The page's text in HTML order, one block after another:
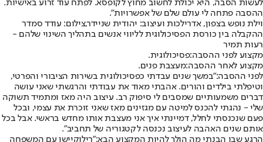
לעשות הסבה, היא יכולת לחשוב מחוץ לקופסא. לפתח עוד זרוע באישיות.
ההסבה פתחה לי עולם שלם של אפשרויות".
וילת נופש בצפון, אדרילכות ועיצוב: יהודית שניידר,צילום: עודד סמדר
ההקבלה בין כורסת הפסיכולוגית לליווי אנשים בתהליך השינוי שלהם -
רעות תמיר
מקצוע לפני ההסבה:פסיכולוגית.
מקצוע לאחר ההסבה:מעצבת פנים.
לפני ההסבה:"במשך שנים עבדתי כפסיכולוגית בשירות הציבורי והפרטי,
וטיפלתי בילדים והורים. אהבתי מאוד את עבודתי והרגשתי שאני עושה
דברים משמעותיים שמסבים לי סיפוק רב. עיצוב היה מאז ומתמיד תשוקה
שלי - נהגתי להכנס למיטה עם מגזינים מאז שאני זוכרת את עצמי, ובכל
פעם שנכנסתי לחלל, דמיינתי איך אני מעצבת אותו מחדש בראשי. אבל בכל
אותם שנים האהבה לעיצוב נכנסה לקטגוריה של תחביב״.
הרגע שבו הבנתי מה הולך להיות המקצוע הבא:"רילוקיישן עם המשפחה